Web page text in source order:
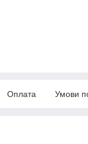
Оплата Умови